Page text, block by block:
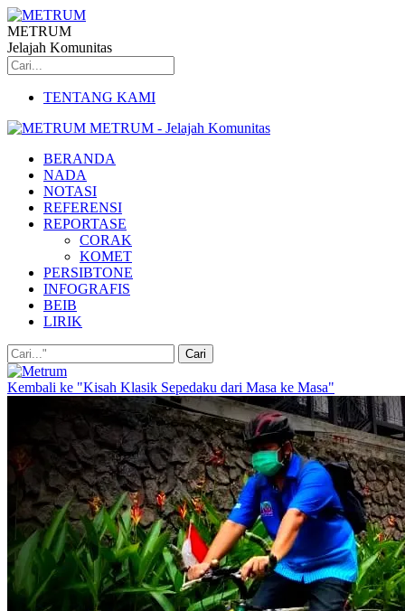
METRUM
Jelajah Komunitas
TENTANG KAMI
METRUM - Jelajah Komunitas
BERANDA
NADA
NOTASI
REFERENSI
REPORTASE
CORAK
KOMET
PERSIBTONE
INFOGRAFIS
BEIB
LIRIK
Kembali ke "Kisah Klasik Sepedaku dari Masa ke Masa"